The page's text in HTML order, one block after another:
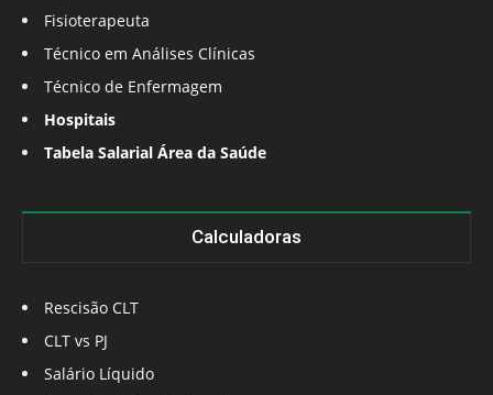
Fisioterapeuta
Técnico em Análises Clínicas
Técnico de Enfermagem
Hospitais
Tabela Salarial Área da Saúde
Calculadoras
Rescisão CLT
CLT vs PJ
Salário Líquido